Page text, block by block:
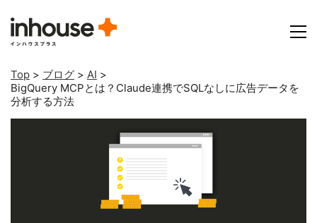
Top > ブログ > AI >
BigQuery MCPとは？Claude連携でSQLなしに広告データを
分析する方法